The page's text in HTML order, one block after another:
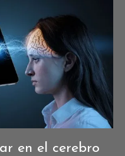
con I.A
en el cerebro